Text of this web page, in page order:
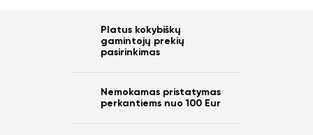
Platus kokybiškų
gamintojų prekių
pasirinkimas
Nemokamas pristatymas
perkantiems nuo 100 Eur
10%
nuo savo užsakymo?